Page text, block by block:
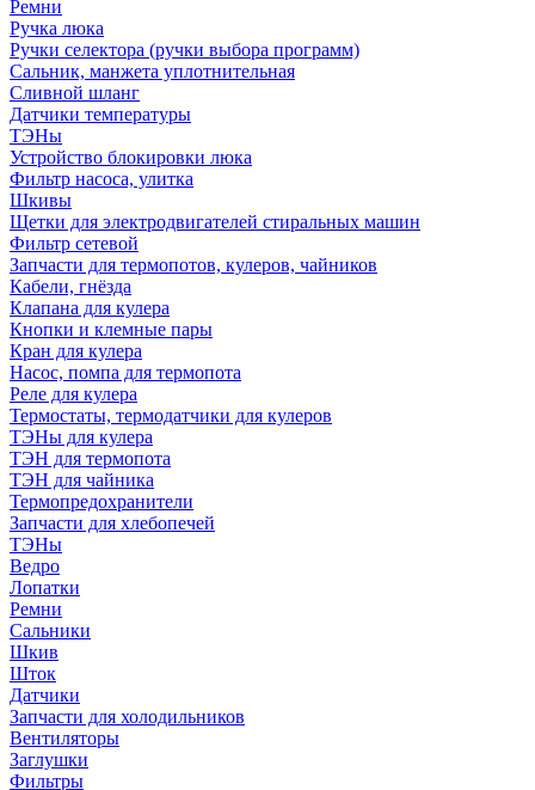
Ремни
Ручка люка
Ручки селектора (ручки выбора программ)
Сальник, манжета уплотнительная
Сливной шланг
Датчики температуры
ТЭНы
Устройство блокировки люка
Фильтр насоса, улитка
Шкивы
Щетки для электродвигателей стиральных машин
Фильтр сетевой
Запчасти для термопотов, кулеров, чайников
Кабели, гнёзда
Клапана для кулера
Кнопки и клемные пары
Кран для кулера
Насос, помпа для термопота
Реле для кулера
Термостаты, термодатчики для кулеров
ТЭНы для кулера
ТЭН для термопота
ТЭН для чайника
Термопредохранители
Запчасти для хлебопечей
ТЭНы
Ведро
Лопатки
Ремни
Сальники
Шкив
Шток
Датчики
Запчасти для холодильников
Вентиляторы
Заглушки
Фильтры